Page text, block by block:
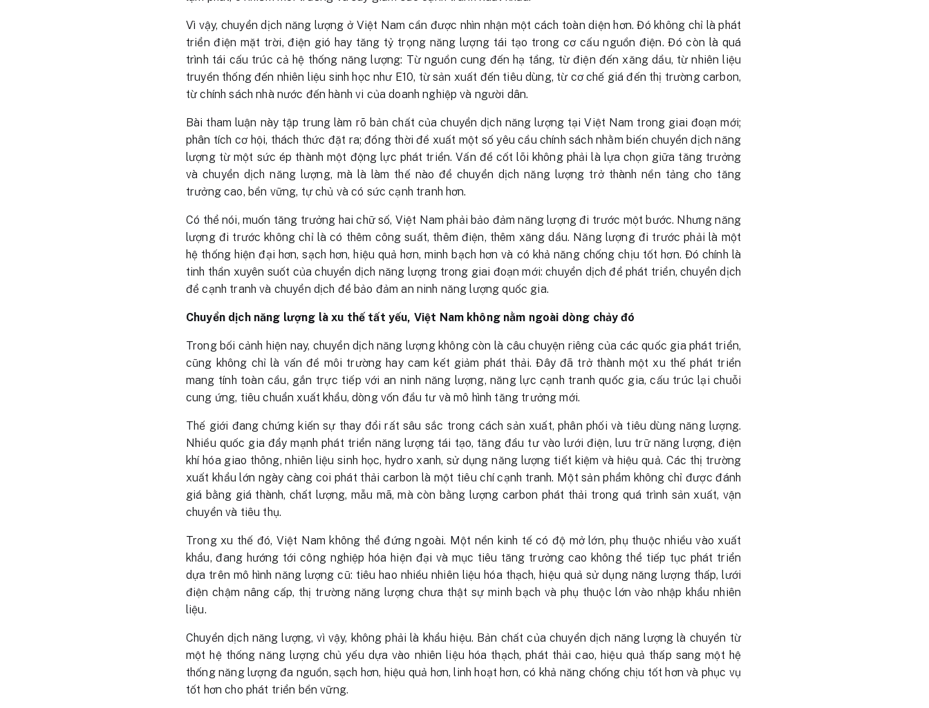
Vì vậy, chuyển dịch năng lượng ở Việt Nam cần được nhìn nhận một cách toàn diện hơn. Đó không chỉ là phát
triển điện mặt trời, điện gió hay tăng tỷ trọng năng lượng tái tạo trong cơ cấu nguồn điện. Đó còn là quá
trình tái cấu trúc cả hệ thống năng lượng: Từ nguồn cung đến hạ tầng, từ điện đến xăng dầu, từ nhiên liệu
truyền thống đến nhiên liệu sinh học như E10, từ sản xuất đến tiêu dùng, từ cơ chế giá đến thị trường carbon,
từ chính sách nhà nước đến hành vi của doanh nghiệp và người dân.
Bài tham luận này tập trung làm rõ bản chất của chuyển dịch năng lượng tại Việt Nam trong giai đoạn mới;
phân tích cơ hội, thách thức đặt ra; đồng thời đề xuất một số yêu cầu chính sách nhằm biến chuyển dịch năng
lượng từ một sức ép thành một động lực phát triển. Vấn đề cốt lõi không phải là lựa chọn giữa tăng trưởng
và chuyển dịch năng lượng, mà là làm thế nào để chuyển dịch năng lượng trở thành nền tảng cho tăng
trưởng cao, bền vững, tự chủ và có sức cạnh tranh hơn.
Có thể nói, muốn tăng trưởng hai chữ số, Việt Nam phải bảo đảm năng lượng đi trước một bước. Nhưng năng
lượng đi trước không chỉ là có thêm công suất, thêm điện, thêm xăng dầu. Năng lượng đi trước phải là một
hệ thống hiện đại hơn, sạch hơn, hiệu quả hơn, minh bạch hơn và có khả năng chống chịu tốt hơn. Đó chính là
tinh thần xuyên suốt của chuyển dịch năng lượng trong giai đoạn mới: chuyển dịch để phát triển, chuyển dịch
để cạnh tranh và chuyển dịch để bảo đảm an ninh năng lượng quốc gia.
Chuyển dịch năng lượng là xu thế tất yếu, Việt Nam không nằm ngoài dòng chảy đó
Trong bối cảnh hiện nay, chuyển dịch năng lượng không còn là câu chuyện riêng của các quốc gia phát triển,
cũng không chỉ là vấn đề môi trường hay cam kết giảm phát thải. Đây đã trở thành một xu thế phát triển
mang tính toàn cầu, gắn trực tiếp với an ninh năng lượng, năng lực cạnh tranh quốc gia, cấu trúc lại chuỗi
cung ứng, tiêu chuẩn xuất khẩu, dòng vốn đầu tư và mô hình tăng trưởng mới.
Thế giới đang chứng kiến sự thay đổi rất sâu sắc trong cách sản xuất, phân phối và tiêu dùng năng lượng.
Nhiều quốc gia đẩy mạnh phát triển năng lượng tái tạo, tăng đầu tư vào lưới điện, lưu trữ năng lượng, điện
khí hóa giao thông, nhiên liệu sinh học, hydro xanh, sử dụng năng lượng tiết kiệm và hiệu quả. Các thị trường
xuất khẩu lớn ngày càng coi phát thải carbon là một tiêu chí cạnh tranh. Một sản phẩm không chỉ được đánh
giá bằng giá thành, chất lượng, mẫu mã, mà còn bằng lượng carbon phát thải trong quá trình sản xuất, vận
chuyển và tiêu thụ.
Trong xu thế đó, Việt Nam không thể đứng ngoài. Một nền kinh tế có độ mở lớn, phụ thuộc nhiều vào xuất
khẩu, đang hướng tới công nghiệp hóa hiện đại và mục tiêu tăng trưởng cao không thể tiếp tục phát triển
dựa trên mô hình năng lượng cũ: tiêu hao nhiều nhiên liệu hóa thạch, hiệu quả sử dụng năng lượng thấp, lưới
điện chậm nâng cấp, thị trường năng lượng chưa thật sự minh bạch và phụ thuộc lớn vào nhập khẩu nhiên
liệu.
Chuyển dịch năng lượng, vì vậy, không phải là khẩu hiệu. Bản chất của chuyển dịch năng lượng là chuyển từ
một hệ thống năng lượng chủ yếu dựa vào nhiên liệu hóa thạch, phát thải cao, hiệu quả thấp sang một hệ
thống năng lượng đa nguồn, sạch hơn, hiệu quả hơn, linh hoạt hơn, có khả năng chống chịu tốt hơn và phục vụ
tốt hơn cho phát triển bền vững.